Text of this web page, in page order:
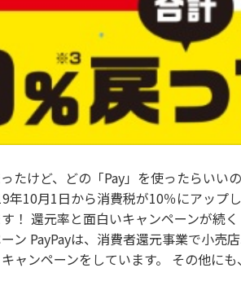
たけど、どの「Pay」を使ったらいい
年10月1日から消費税が10％にアップ
！ 還元率と面白いキャンペーンが続
ン PayPayは、消費者還元事業で小売
キャンペーンをしています。 その他に